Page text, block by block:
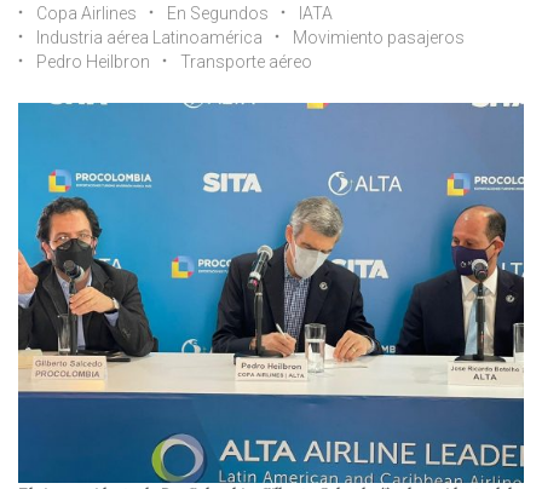
Copa Airlines
En Segundos
IATA
Industria aérea Latinoamérica
Movimiento pasajeros
Pedro Heilbron
Transporte aéreo